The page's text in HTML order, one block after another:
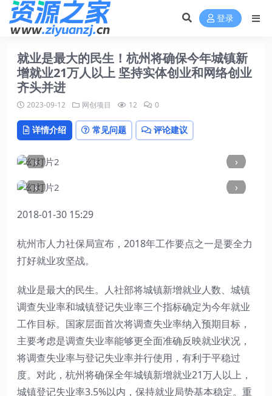
登录
就业是最大的民生！杭州将确保今年城镇新
增就业21万人以上 坚持实体创业和网络创业
齐头并进
2023-09-12 网创项目 12 0
详情介绍 常见问题 评论建议
‹
›
‹
›
2018-01-30 15:29
杭州市人力社保局宣布，2018年工作要点之一是要全力
打好就业攻坚战。
就业是最大的民生。人社部将城镇新增就业人数、城镇
调查失业率和城镇登记失业率三个指标确定为今年就业
工作目标。国家层面首次将调查失业率纳入预期目标，
主要考虑是调查失业率能够更全面准确反映就业状况，
将调查失业率与登记失业率并行使用，有利于平稳过
度。对此，杭州将确保全年城镇新增就业21万人以上，
城镇登记失业率3.5%以内，保持就业局势基本稳定。重